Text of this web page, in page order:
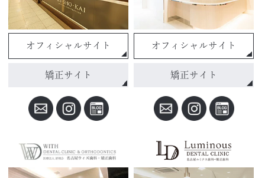
オフィシャルサイト
矯正サイト
オフィシャルサイト
矯正サイト